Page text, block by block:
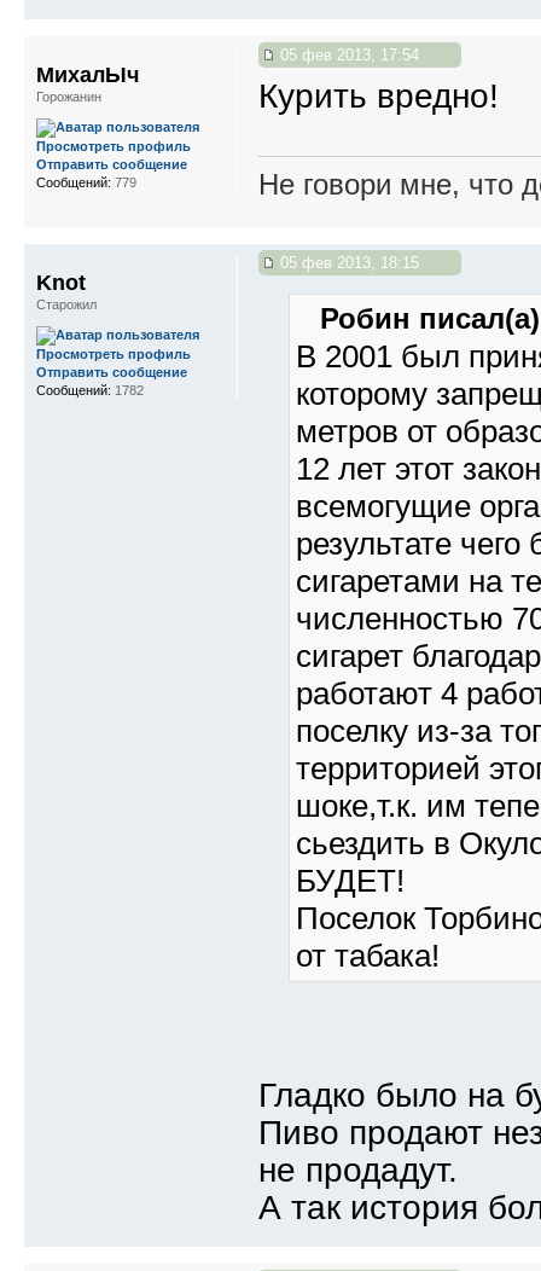
05 фев 2013, 17:54
Курить вредно!
Не говори мне, что
МихалЫч
Горожанин
Просмотреть профиль
Отправить сообщение
Сообщений: 779
05 фев 2013, 18:15
Робин
В 2001 был
которому
метров от
12 лет этот
всемогущие
результате
сигаретами на
численностью
сигарет
работают 4
поселку из-за
территорией
шоке,т.к. им
сьездить в
БУДЕТ!
Поселок
от табака!
Гладко было на
Пиво продают
не продадут.
А так история
Knot
Старожил
Просмотреть профиль
Отправить сообщение
Сообщений: 1782